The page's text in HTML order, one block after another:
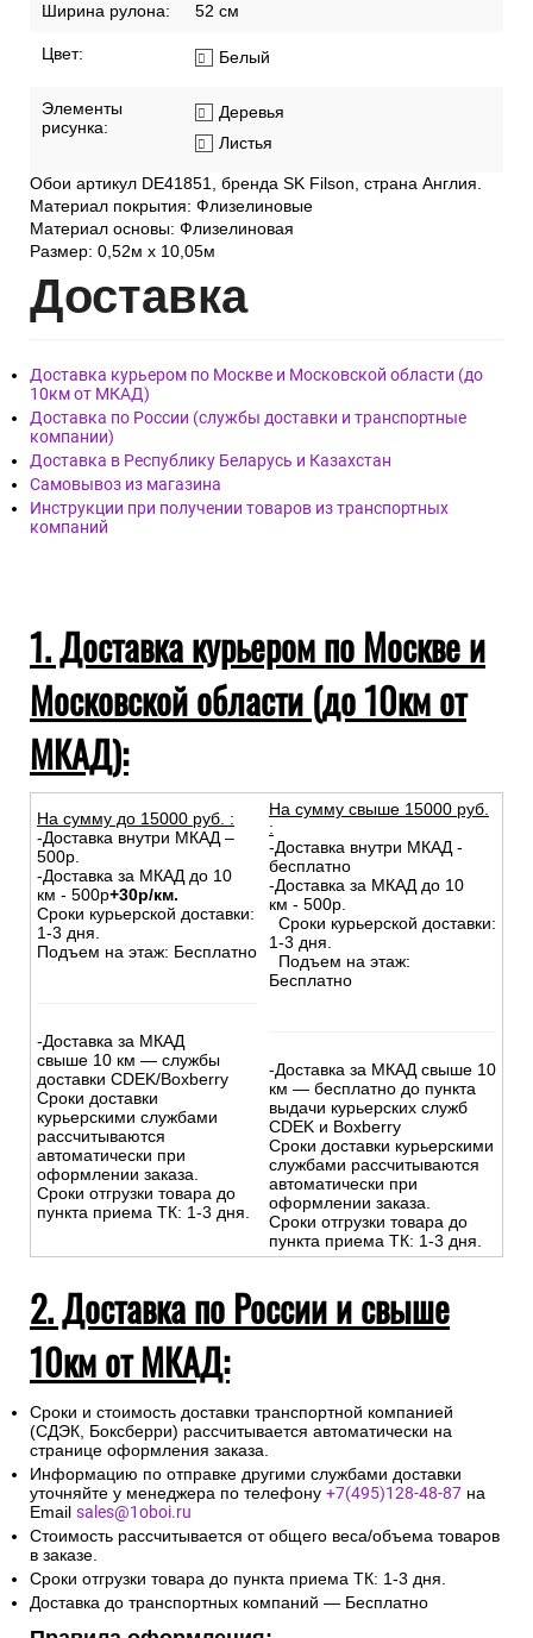
Ширина рулона: 52 см
Цвет: Белый
Элементы
рисунка:
Деревья
Листья
Обои артикул DE41851, бренда SK Filson, страна Англия.
Материал покрытия: Флизелиновые
Материал основы: Флизелиновая
Размер: 0,52м х 10,05м
Доставка
Доставка курьером по Москве и Московской области (до
10км от МКАД)
Доставка по России (службы доставки и транспортные
компании)
Доставка в Республику Беларусь и Казахстан
Самовывоз из магазина
Инструкции при получении товаров из транспортных
компаний
1. Доставка курьером по Москве и
Московской области (до 10км от
МКАД):
На сумму до 15000 руб. :
-Доставка внутри МКАД –
500р.
-Доставка за МКАД до 10
км - 500р+30р/км.
Сроки курьерской доставки:
1-3 дня.
Подъем на этаж: Бесплатно
-Доставка за МКАД
свыше 10 км — службы
доставки CDEK/Boxberry
Сроки доставки
курьерскими службами
рассчитываются
автоматически при
оформлении заказа.
Сроки отгрузки товара до
пункта приема ТК: 1-3 дня.
На сумму свыше 15000 руб.
:
-Доставка внутри МКАД -
бесплатно
-Доставка за МКАД до 10
км - 500р.
Сроки курьерской доставки:
1-3 дня.
Подъем на этаж:
Бесплатно
-Доставка за МКАД свыше 10
км — бесплатно до пункта
выдачи курьерских служб
CDEK и Boxberry
Сроки доставки курьерскими
службами рассчитываются
автоматически при
оформлении заказа.
Сроки отгрузки товара до
пункта приема ТК: 1-3 дня.
2. Доставка по России и свыше
10км от МКАД:
Сроки и стоимость доставки транспортной компанией
(СДЭК, Боксберри) рассчитывается автоматически на
странице оформления заказа.
Информацию по отправке другими службами доставки
уточняйте у менеджера по телефону +7(495)128-48-87 на
Email sales@1oboi.ru
Стоимость рассчитывается от общего веса/объема товаров
в заказе.
Сроки отгрузки товара до пункта приема ТК: 1-3 дня.
Доставка до транспортных компаний — Бесплатно